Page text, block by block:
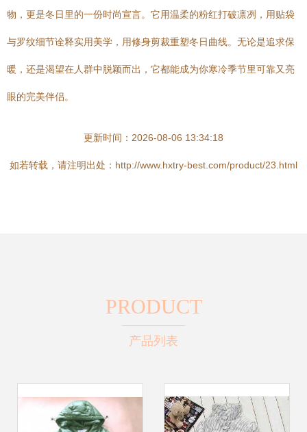
物，更是冬日里的一份时尚宣言。它用温柔的粉红打破凛冽，用贴袋
与罗纹细节诠释实用美学，用修身剪裁重塑冬日曲线。无论是追求保
暖，还是渴望在人群中脱颖而出，它都能成为你寒冷季节里可靠又亮
眼的完美伴侣。
更新时间：2026-08-06 13:34:18
如若转载，请注明出处：http://www.hxtry-best.com/product/23.html
PRODUCT
产品列表